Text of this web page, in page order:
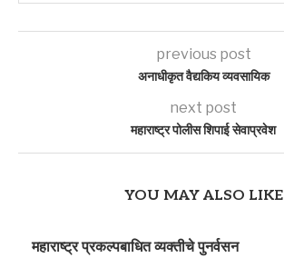
previous post
अनाधीकृत वैद्यकिय व्यवसायिक
next post
महाराष्ट्र पोलीस शिपाई सेवाप्रवेश
YOU MAY ALSO LIKE
महाराष्ट्र प्रकल्पबाधित व्यक्तीचे पुनर्वसन